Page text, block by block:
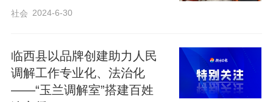
动。经过不懈努力，双方于当日达成和解
值，也顾及了误伐方的经济承受能力，实
现了法律效果和社会效果的统一，促使纠
纷圆满化解。
社会 2024-6-30
临西县以品牌创建助力人民
调解工作专业化、法治化
——“玉兰调解室”搭建百姓